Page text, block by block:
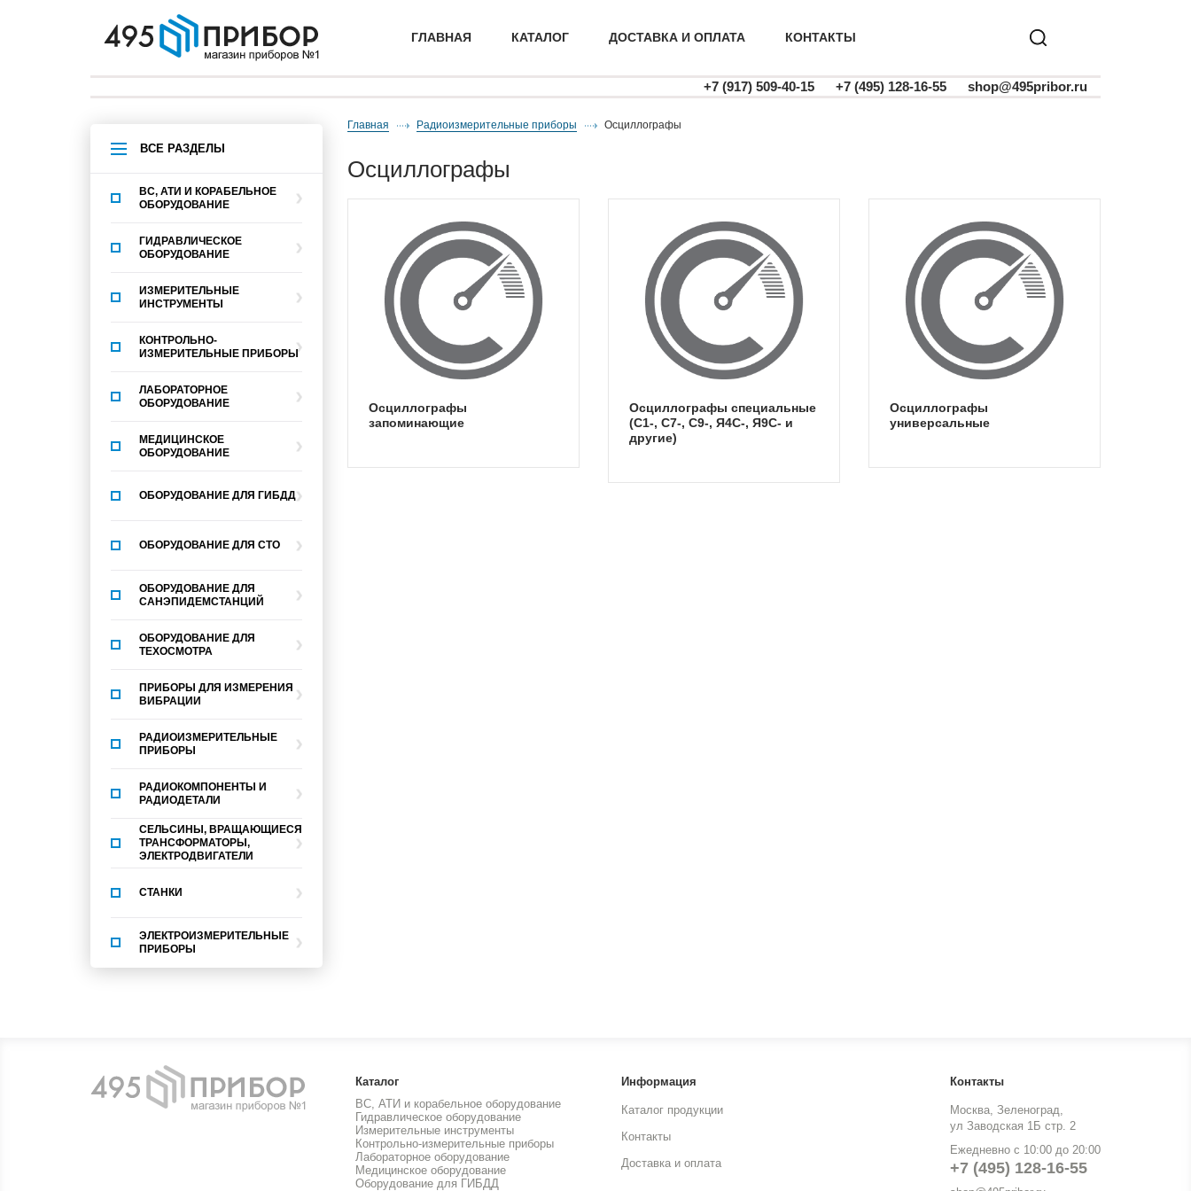
ГЛАВНАЯ КАТАЛОГ ДОСТАВКА И ОПЛАТА КОНТАКТЫ
+7 (917) 509-40-15 +7 (495) 128-16-55 shop@495pribor.ru
ВСЕ РАЗДЕЛЫ
ВС, АТИ И КОРАБЕЛЬНОЕ
ОБОРУДОВАНИЕ
ГИДРАВЛИЧЕСКОЕ
ОБОРУДОВАНИЕ
ИЗМЕРИТЕЛЬНЫЕ
ИНСТРУМЕНТЫ
КОНТРОЛЬНО-
ИЗМЕРИТЕЛЬНЫЕ ПРИБОРЫ
ЛАБОРАТОРНОЕ
ОБОРУДОВАНИЕ
МЕДИЦИНСКОЕ
ОБОРУДОВАНИЕ
ОБОРУДОВАНИЕ ДЛЯ ГИБДД
ОБОРУДОВАНИЕ ДЛЯ СТО
ОБОРУДОВАНИЕ ДЛЯ
САНЭПИДЕМСТАНЦИЙ
ОБОРУДОВАНИЕ ДЛЯ
ТЕХОСМОТРА
ПРИБОРЫ ДЛЯ ИЗМЕРЕНИЯ
ВИБРАЦИИ
РАДИОИЗМЕРИТЕЛЬНЫЕ
ПРИБОРЫ
РАДИОКОМПОНЕНТЫ И
РАДИОДЕТАЛИ
СЕЛЬСИНЫ, ВРАЩАЮЩИЕСЯ
ТРАНСФОРМАТОРЫ,
ЭЛЕКТРОДВИГАТЕЛИ
СТАНКИ
ЭЛЕКТРОИЗМЕРИТЕЛЬНЫЕ
ПРИБОРЫ
Главная Радиоизмерительные приборы осциллографы
осциллографы
осциллографы
запоминающие
осциллографы специальные
(С1-, С7-, С9-, Я4С-, Я9С- и
другие)
осциллографы
универсальные
Каталог
ВС, АТИ и корабельное оборудование
Гидравлическое оборудование
Измерительные инструменты
Контрольно-измерительные приборы
Лабораторное оборудование
Медицинское оборудование
Оборудование для ГИБДД
Информация
Каталог продукции
Контакты
Доставка и оплата
Контакты
Москва, Зеленоград,
ул Заводская 1Б стр. 2
Ежедневно с 10:00 до 20:00
+7 (495) 128-16-55